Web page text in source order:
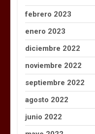
febrero 2023
enero 2023
diciembre 2022
noviembre 2022
septiembre 2022
agosto 2022
junio 2022